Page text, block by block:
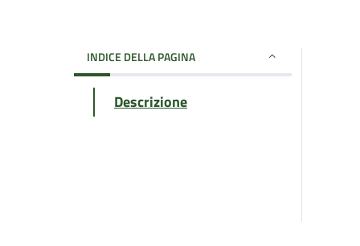
INDICE DELLA PAGINA
Descrizione